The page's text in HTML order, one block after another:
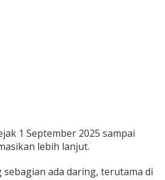
1 September 2025 sampai
lebih lanjut.
ada daring, terutama di